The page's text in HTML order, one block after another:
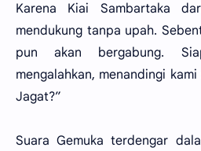
Karena Kiai Sambartaka
mendukung tanpa upah.
pun akan bergabung.
mengalahkan, menandingi
Jagat?”
Suara Gemuka terdengar